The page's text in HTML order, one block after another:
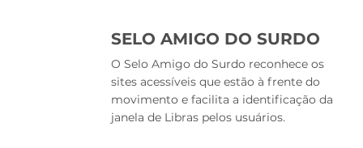
SELO AMIGO DO SURDO
O Selo Amigo do Surdo reconhece os
sites acessíveis que estão à frente do
movimento e facilita a identificação da
janela de Libras pelos usuários.